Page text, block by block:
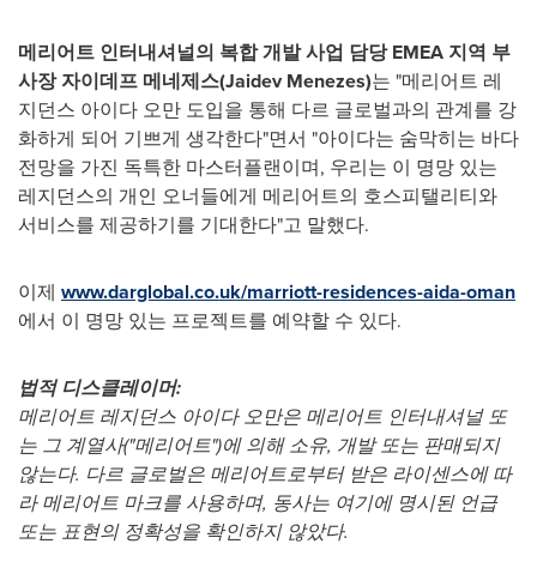
메리어트 인터내셔널의 복합 개발 사업 담당EMEA 지역 부
사장 자이데프 메네제스(Jaidev Menezes)는 "메리어트 레
지던스 아이다 오만 도입을 통해 다르 글로벌과의 관계를 강
화하게 되어 기쁘게 생각한다"면서 "아이다는 숨막히는 바다
전망을 가진 독특한 마스터플랜이며, 우리는 이 명망 있는
레지던스의 개인 오너들에게 메리어트의 호스피탤리티와
서비스를 제공하기를 기대한다"고 말했다.
이제 www.darglobal.co.uk/marriott-residences-aida-oman
에서 이 명망 있는 프로젝트를 예약할 수 있다.
법적 디스클레이머:
메리어트 레지던스 아이다 오만은 메리어트 인터내셔널 또
는 그 계열사("메리어트")에 의해 소유, 개발 또는 판매되지
않는다. 다르 글로벌은 메리어트로부터 받은 라이센스에 따
라 메리어트 마크를 사용하며, 동사는 여기에 명시된 언급
또는 표현의 정확성을 확인하지 않았다.